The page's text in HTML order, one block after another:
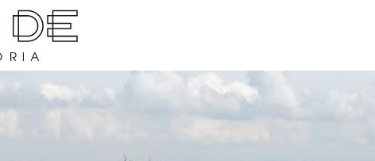
y su historia